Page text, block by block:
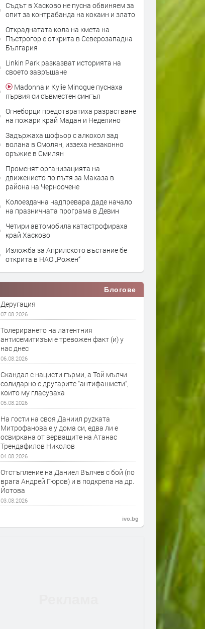
Съдът в Хасково не пусна обвиняем за
опит за контрабанда на кокаин и злато
Откраднатата кола на кмета на
Пъстрогор е открита в Северозападна
България
Linkin Park разказват историята на
своето завръщане
Madonna и Kylie Minogue пуснаха
първия си съвместен сингъл
Огнеборци предотвратиха разрастване
на пожари край Мадан и Неделино
Задържаха шофьор с алкохол зад
волана в Смолян, иззеха незаконно
оръжие в Смилян
Променят организацията на
движението по пътя за Маказа в
района на Черноочене
Колоездачна надпревара даде начало
на празничната програма в Девин
Четири автомобила катастрофираха
край Хасково
Изложба за Априлското въстание бе
открита в НАО „Рожен“
Блогове
Деругация
07.08.2026
Толерирането на латентния
антисемитизъм е тревожен факт (и) у
нас днес
06.08.2026
Скандал с нацисти гърми, а Той мълчи
солидарно с другарите “антифашисти”,
които му гласуваха
05.08.2026
На гости на своя Даниил руzката
Митрофанова е у дома си, едва ли е
освиркана от верващите на Атанас
Трендафилов Николов
04.08.2026
Отстъпление на Даниел Вълчев с бой (по
врага Андрей Гюров) и в подкрепа на др.
Йотова
03.08.2026
ivo.bg